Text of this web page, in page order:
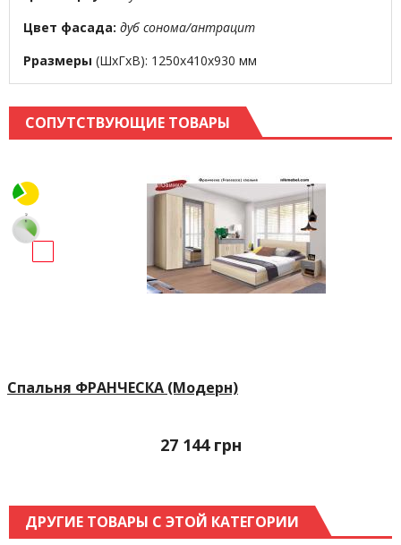
Цвет фасада: дуб сонома/антрацит
Рразмеры (ШхГхВ): 1250х410х930 мм
СОПУТСТВУЮЩИЕ ТОВАРЫ
Спальня ФРАНЧЕСКА (Модерн)
27 144 грн
ДРУГИЕ ТОВАРЫ С ЭТОЙ КАТЕГОРИИ